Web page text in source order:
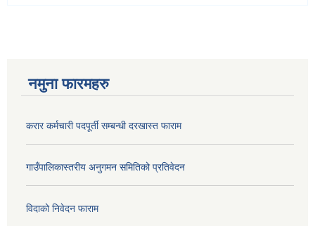
नमुना फारमहरु
करार कर्मचारी पदपूर्ती सम्बन्धी दरखास्त फाराम
गाउँपालिकास्तरीय अनुगमन समितिको प्रतिवेदन
विदाको निवेदन फाराम